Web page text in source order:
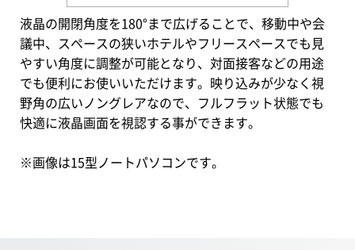
液晶の開閉角度を180°まで広げることで、移動中や会
議中、スペースの狭いホテルやフリースペースでも見
やすい角度に調整が可能となり、対面接客などの用途
でも便利にお使いいただけます。映り込みが少なく視
野角の広いノングレアなので、フルフラット状態でも
快適に液晶画面を視認する事ができます。
※画像は15型ノートパソコンです。